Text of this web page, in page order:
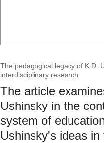
The pedagogical legacy of K.D.
interdisciplinary research
The article
Ushinsky in the
system of
Ushinsky's ideas